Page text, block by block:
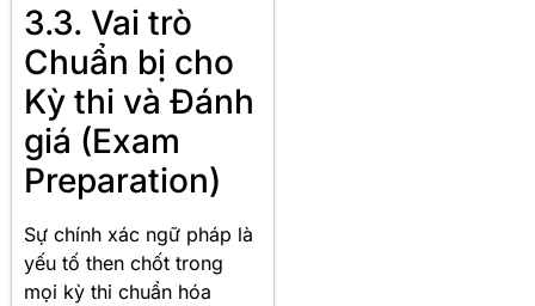
3.3. Vai trò
Chuẩn bị cho
Kỳ thi và Đánh
giá (Exam
Preparation)
Sự chính xác ngữ pháp là
yếu tố then chốt trong
mọi kỳ thi chuẩn hóa